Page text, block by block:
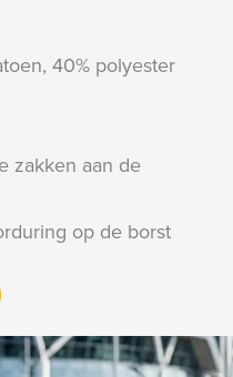
40% polyester
zakken aan de
op de borst